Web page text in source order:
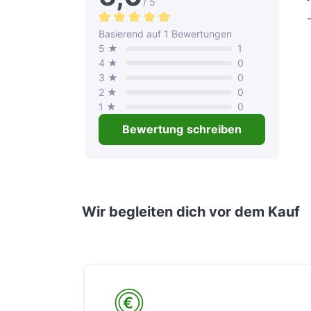
Durchschnittliche Bewertung von 5 von
Basierend auf 1 Bewertungen
5 ★
1
4 ★
0
3 ★
0
2 ★
0
1 ★
0
Bewertung schreiben
-
Wir begleiten dich vor dem Kauf